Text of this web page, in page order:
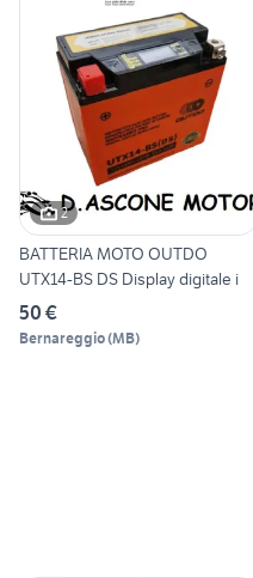
2
BATTERIA MOTO OUTDO
UTX14-BS DS Display digitale i
50 €
Bernareggio(MB)